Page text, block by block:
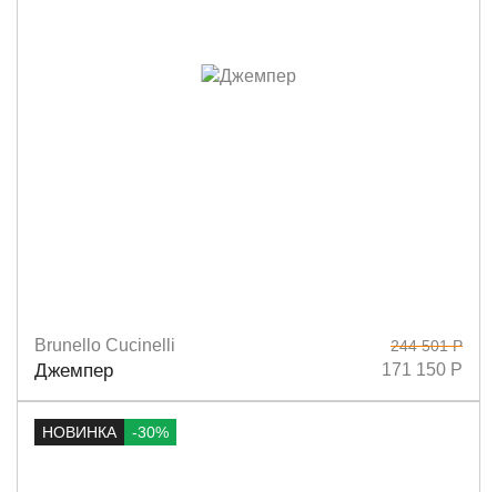
Размеры
Brunello Cucinelli
Джемпер
244 501 Р
171 150 Р
НОВИНКА -30%